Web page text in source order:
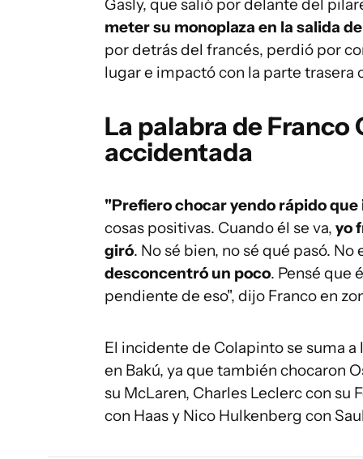
Gasly, que salió por delante del
meter su monoplaza en la salida
por detrás del francés, perdió por
lugar e impactó con la parte trasera
La palabra de
accidentada
"Prefiero chocar yendo rápido
cosas positivas. Cuando él se va, yo
giró. No sé bien, no sé qué pasó.
desconcentró un poco. Pensé que
pendiente de eso", dijo Franco en
El incidente de Colapinto se suma
en Bakú, ya que también chocaron
su McLaren, Charles Leclerc con
con Haas y Nico Hulkenberg con